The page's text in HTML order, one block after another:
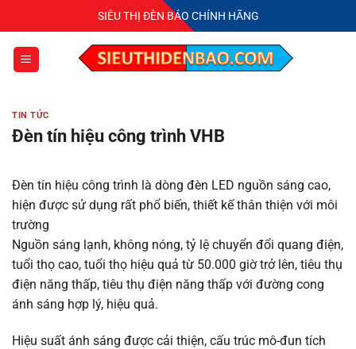
qua
nội
dung
SIÊU THỊ ĐÈN BÁO CHÍNH HÃNG
TIN TỨC
Đèn tín hiệu công trình VHB
Đèn tín hiệu công trình là dòng đèn LED nguồn sáng cao,
hiện được sử dụng rất phổ biến, thiết kế thân thiện với môi
trường
Nguồn sáng lạnh, không nóng, tỷ lệ chuyển đổi quang điện,
tuổi thọ cao, tuổi thọ hiệu quả từ 50.000 giờ trở lên, tiêu thụ
điện năng thấp, tiêu thụ điện năng thấp với đường cong
ánh sáng hợp lý, hiệu quả.
Hiệu suất ánh sáng được cải thiện, cấu trúc mô-đun tích